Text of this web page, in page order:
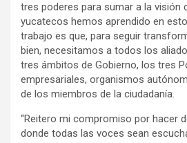
tres poderes para sumar a la visión
yucatecos hemos aprendido en
trabajo es que, para seguir
bien, necesitamos a todos los
tres ámbitos de Gobierno, los tres
empresariales, organismos
de los miembros de la ciudadanía.
“Reitero mi compromiso por hacer
donde todas las voces sean